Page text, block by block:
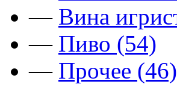
— Вина
— Пиво (54)
— Прочее (46)